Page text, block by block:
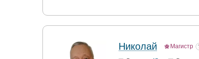
Николай Магистр